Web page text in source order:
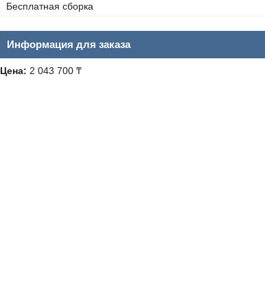
Бесплатная сборка
Информация для заказа
Цена: 2 043 700 ₸